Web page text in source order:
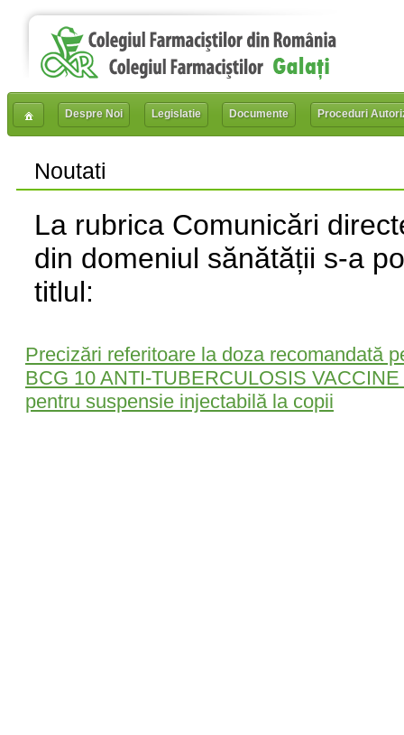
Despre Noi Legislatie Documente Proceduri
Noutati
La rubrica Comunicări
din domeniul sănătății s-a
titlul:
Precizări referitoare la doza recomandată
BCG 10 ANTI-TUBERCULOSIS
pentru suspensie injectabilă la copii